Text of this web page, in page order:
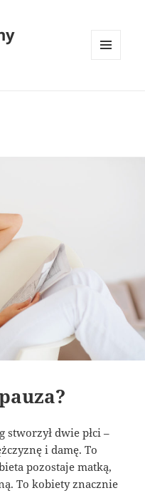
stworzył dwie płci –
i damę. To
pozostaje matką,
To kobiety znacznie